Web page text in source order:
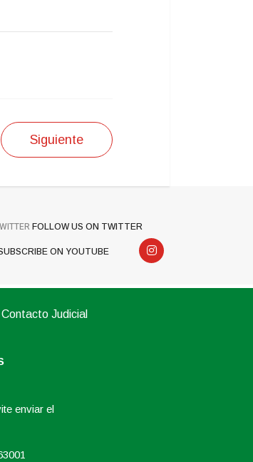
Siguiente
FOLLOW US ON TWITTER
ON YOUTUBE
Contacto Judicial
enviar el